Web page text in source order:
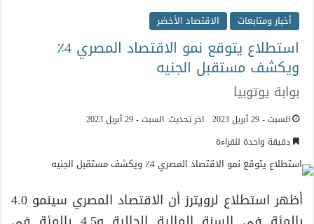
أخبار ومتابعات
الاقتصاد الأخضر
استطلاع يتوقع نمو الاقتصاد المصري 4٪
ويكشف مستقبل الجنيه
بوابة يوتوبيا
السبت - 29 أبريل 2023
اخر تحديث: السبت - 29 أبريل 2023
دقيقة واحدة للقراءة
أظهر استطلاع لرويترز أن الاقتصاد المصري سينمو 4.0